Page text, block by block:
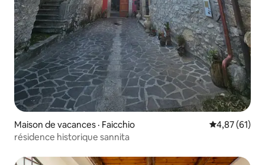
Maison de vacances · Faicchio Note
4,87 (61)
résidence historique sannita